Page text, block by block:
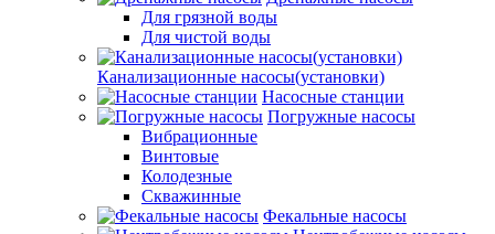
Для грязной воды
Для чистой воды
Канализационные насосы(установки)
Насосные станции
Погружные насосы
Вибрационные
Винтовые
Колодезные
Скважинные
Фекальные насосы